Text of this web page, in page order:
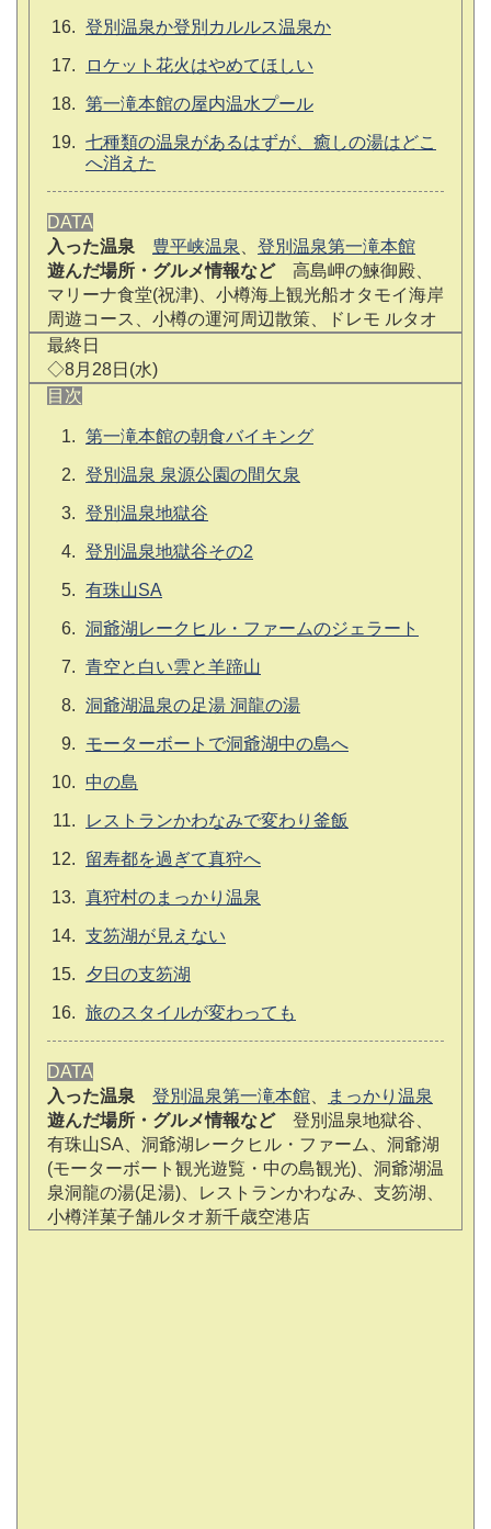
登別温泉か登別カルルス温泉か
ロケット花火はやめてほしい
第一滝本館の屋内温水プール
七種類の温泉があるはずが、癒しの湯はどこ
へ消えた
DATA
入った温泉
豊平峡温泉
登別温泉第一滝本館
遊んだ場所・グルメ情報など高島岬の鰊御殿、
マリーナ食堂(祝津)、小樽海上観光船オタモイ海岸
周遊コース、小樽の運河周辺散策、ドレモ ルタオ
最終日
◇8月28日(水)
目次
第一滝本館の朝食バイキング
登別温泉 泉源公園の間欠泉
登別温泉地獄谷
登別温泉地獄谷その2
有珠山SA
洞爺湖レークヒル・ファームのジェラート
青空と白い雲と羊蹄山
洞爺湖温泉の足湯 洞龍の湯
モーターボートで洞爺湖中の島へ
中の島
レストランかわなみで変わり釜飯
留寿都を過ぎて真狩へ
真狩村のまっかり温泉
支笏湖が見えない
夕日の支笏湖
旅のスタイルが変わっても
DATA
入った温泉
登別温泉第一滝本館
まっかり温泉
遊んだ場所・グルメ情報など登別温泉地獄谷、
有珠山SA、洞爺湖レークヒル・ファーム、洞爺湖
(モーターボート観光遊覧・中の島観光)、洞爺湖温
泉洞龍の湯(足湯)、レストランかわなみ、支笏湖、
小樽洋菓子舗ルタオ新千歳空港店